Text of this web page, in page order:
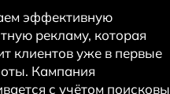
эффективную
рекламу, которая
клиентов уже в первые
Кампания
с учётом